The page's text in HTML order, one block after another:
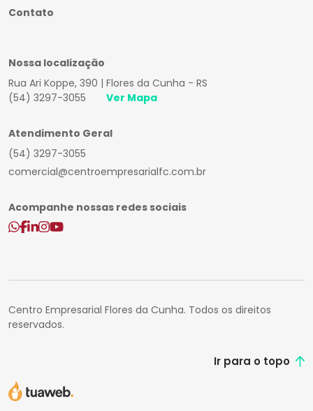
Contato
Nossa localização
Rua Ari Koppe, 390 | Flores da Cunha - RS
(54) 3297-3055
Ver Mapa
Atendimento Geral
(54) 3297-3055
comercial@centroempresarialfc.com.br
Acompanhe nossas redes sociais
Centro Empresarial Flores da Cunha. Todos os direitos
reservados.
Ir para o topo